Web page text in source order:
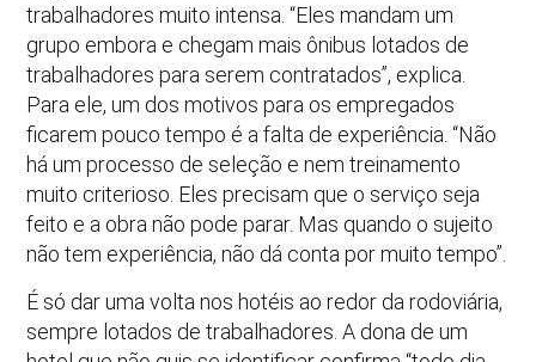
trabalhadores muito intensa. “Eles mandam um
grupo embora e chegam mais ônibus lotados de
trabalhadores para serem contratados”, explica.
Para ele, um dos motivos para os empregados
ficarem pouco tempo é a falta de experiência. “Não
há um processo de seleção e nem treinamento
muito criterioso. Eles precisam que o serviço seja
feito e a obra não pode parar. Mas quando o sujeito
não tem experiência, não dá conta por muito tempo”.
É só dar uma volta nos hotéis ao redor da rodoviária,
sempre lotados de trabalhadores. A dona de um